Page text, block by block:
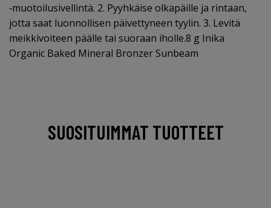
‑muotoilusivellintä. 2. Pyyhkäise olkapäille ja rintaan,
jotta saat luonnollisen päivettyneen tyylin. 3. Levitä
meikkivoiteen päälle tai suoraan iholle.8 g Inika
Organic Baked Mineral Bronzer Sunbeam
SUOSITUIMMAT TUOTTEET